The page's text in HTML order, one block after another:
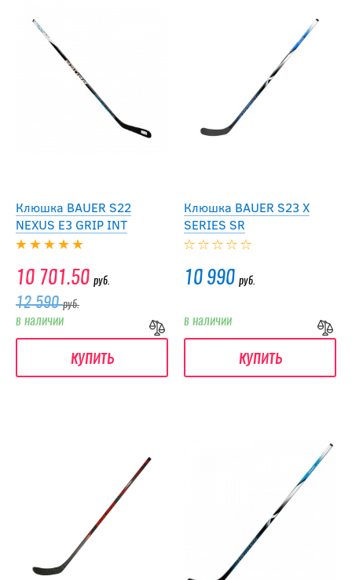
Клюшка BAUER S22
NEXUS E3 GRIP INT
10 701.50 руб.
12 590руб.
в наличии
купить
Клюшка BAUER S23 X
SERIES SR
10 990 руб.
в наличии
купить